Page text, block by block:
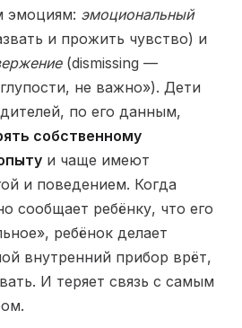
эмоциям: эмоциональный
и прожить чувство) и
(dismissing —
не важно»). Дети
по его данным,
собственному
и чаще имеют
и поведением. Когда
сообщает ребёнку, что его
ребёнок делает
внутренний прибор врёт,
И теряет связь с самым